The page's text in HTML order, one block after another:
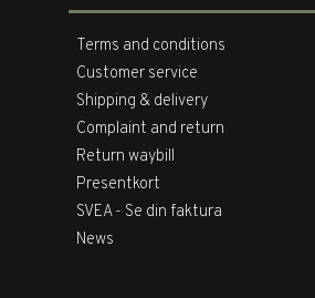
Terms and conditions
Customer service
Shipping & delivery
Complaint and return
Return waybill
Presentkort
SVEA - Se din faktura
News